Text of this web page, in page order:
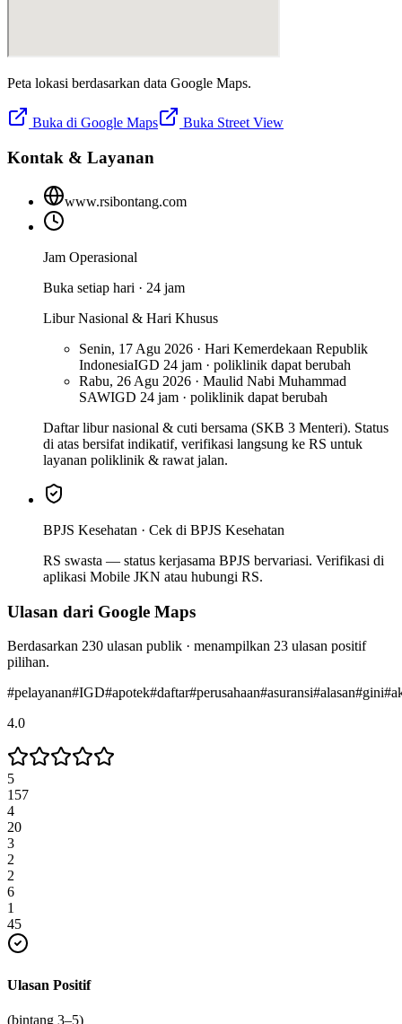
Peta lokasi berdasarkan data Google Maps.
Buka di Google Maps Buka Street View
Kontak & Layanan
www.rsibontang.com
Jam Operasional
Buka setiap hari · 24 jam
Libur Nasional & Hari Khusus
Senin, 17 Agu 2026 · Hari Kemerdekaan Republik
IndonesiaIGD 24 jam · poliklinik dapat berubah
Rabu, 26 Agu 2026 · Maulid Nabi Muhammad
SAWIGD 24 jam · poliklinik dapat berubah
Daftar libur nasional & cuti bersama (SKB 3 Menteri). Status
di atas bersifat indikatif, verifikasi langsung ke RS untuk
layanan poliklinik & rawat jalan.
BPJS Kesehatan · Cek di BPJS Kesehatan
RS swasta — status kerjasama BPJS bervariasi. Verifikasi di
aplikasi Mobile JKN atau hubungi RS.
Ulasan dari Google Maps
Berdasarkan 230 ulasan publik · menampilkan 23 ulasan positif
pilihan.
#pelayanan#IGD#apotek#daftar#perusahaan#asuransi#alasan#gini#
4.0
5
157
4
20
3
2
2
6
1
45
Ulasan Positif
(bintang 3–5)